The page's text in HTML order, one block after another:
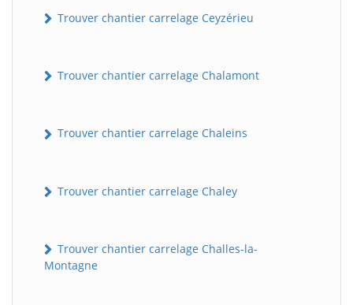
Trouver chantier carrelage Ceyzérieu
Trouver chantier carrelage Chalamont
Trouver chantier carrelage Chaleins
Trouver chantier carrelage Chaley
Trouver chantier carrelage Challes-la-
Montagne